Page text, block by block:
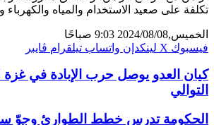
تكلفة على صعيد الاستخدام والمياه والكهرباء
الخميس,2024/08/08 9:03 صباحًا
فيسبوك X لينكدإن واتساب تيلقرام ڤايبر
التوالي
الحكومة تدرس خطط الطوارئ وجوّ